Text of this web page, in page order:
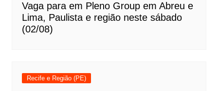
Vaga para em Pleno Group em Abreu e
Lima, Paulista e região neste sábado
(02/08)
Recife e Região (PE)